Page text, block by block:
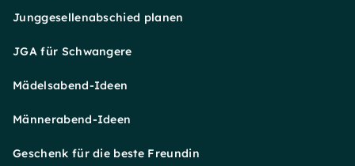
Junggesellenabschied planen
JGA für Schwangere
Mädelsabend-Ideen
Männerabend-Ideen
Geschenk für die beste Freundin